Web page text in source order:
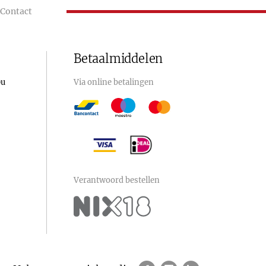
Contact
Betaalmiddelen
Via online betalingen
Verantwoord bestellen